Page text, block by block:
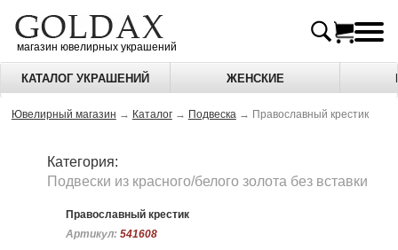
магазин ювелирных украшений
КАТАЛОГ УКРАШЕНИЙ ЖЕНСКИЕ
Ювелирный магазин → Каталог → Подвеска → Православный крестик
Категория:
Подвески из красного/белого золота без вставки
Православный крестик
Артикул: 541608
Артикул: 541608